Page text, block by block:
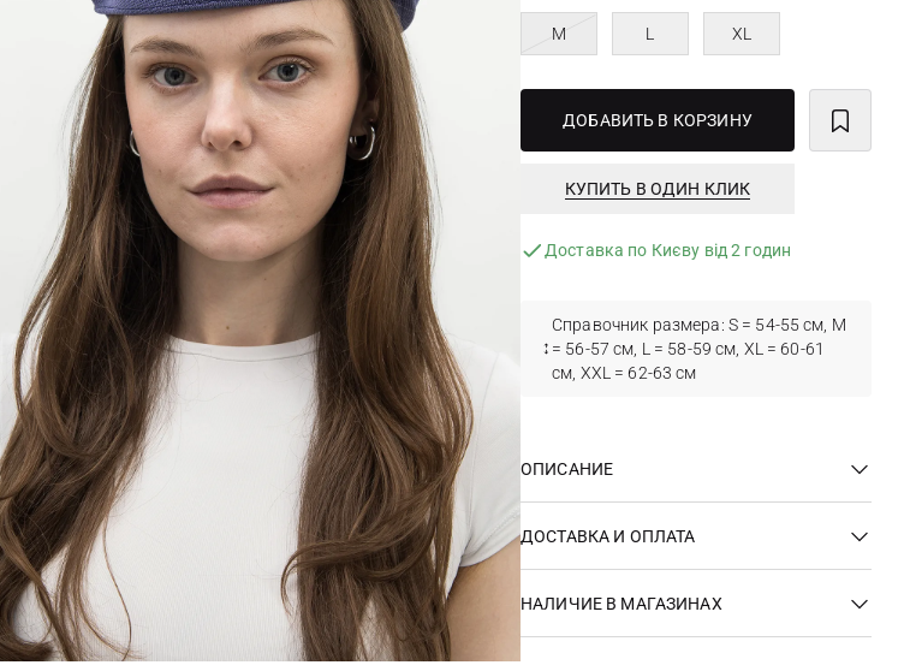
M L XL
ДОБАВИТЬ В КОРЗИНУ
КУПИТЬ В ОДИН КЛИК
Доставка по Києву від 2 годин
Справочник размера: S = 54-55 см, M
= 56-57 см, L = 58-59 см, XL = 60-61
см, XXL = 62-63 см
ОПИСАНИЕ
ДОСТАВКА И ОПЛАТА
НАЛИЧИЕ В МАГАЗИНАХ